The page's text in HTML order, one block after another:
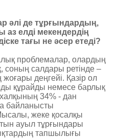
әлі де тұрғындардың,
аз елді мекендердің
тағы не әсер етеді?
проблемалар, олардың
салдары ретінде –
деңгейі. Қазір ол
құрайды немесе барлық
34% - дан
байланысты
жеке қосалқы
ауыл тұрғындары
тапшылығы